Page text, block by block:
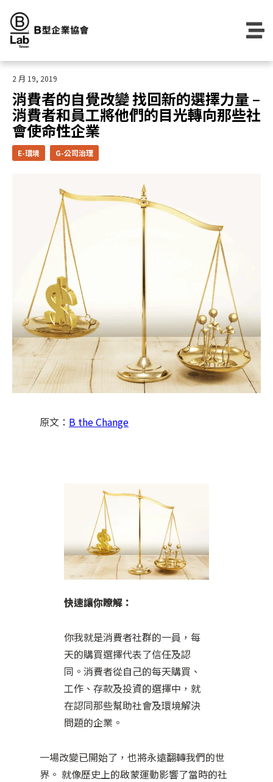
content
E-環境 G-公司治理
消費者的自覺改變 找回新的選擇力量 –
消費者和員工將他們的目光轉向那些社
會使命性企業
2 月 19, 2019
原文： B the Change
快速讓你瞭解：
你我就是消費者社群的一員，每
天的購買選擇代表了信任及認
同。消費者從自己的每天購買、
工作、存款及投資的選擇中，就
在認同那些幫助社會及環境解決
問題的企業。
一場改變已開始了，也將永遠翻轉我們的世
界。 就像歷史上的啟蒙運動影響了當時的社